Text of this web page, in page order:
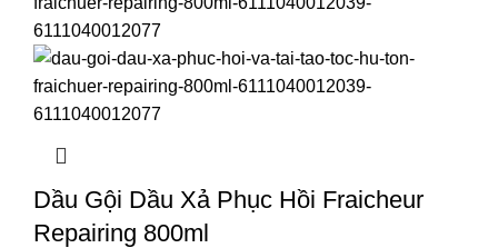
Dầu Gội Dầu Xả Phục Hồi Fraicheur
Repairing 800ml